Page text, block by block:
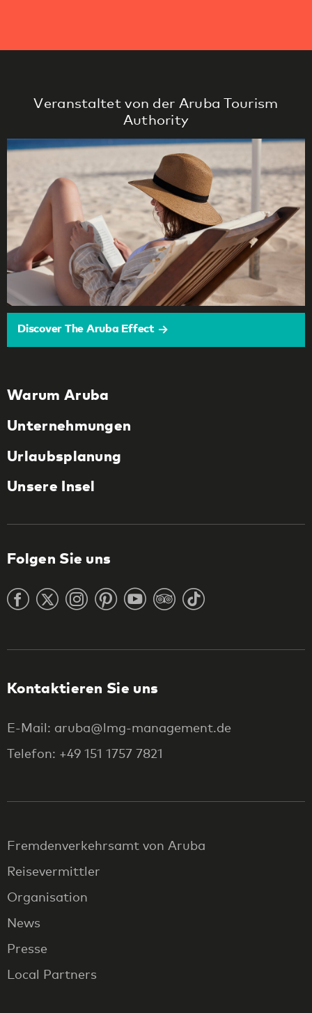
Veranstaltet von der Aruba Tourism
Authority
Discover The Aruba Effect
Warum Aruba
Unternehmungen
Urlaubsplanung
Unsere Insel
Folgen Sie uns
Kontaktieren Sie uns
E-Mail: aruba@lmg-management.de
Telefon: +49 151 1757 7821
Fremdenverkehrsamt von Aruba
Reisevermittler
Organisation
News
Presse
Local Partners